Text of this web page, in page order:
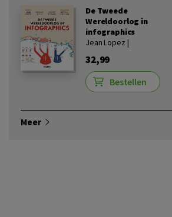
De Tweede
Wereldoorlog in
infographics
Jean Lopez |
32,99
Bestellen
Meer